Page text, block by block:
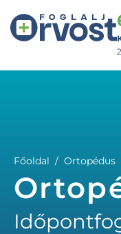
Főoldal Ortopédus